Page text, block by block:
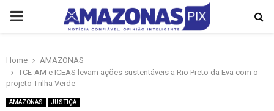
PRIMARY
Home
AMAZONAS
TCE-AM e ICEAS levam ações sustentáveis a Rio Preto da Eva com o
projeto Trilha Verde
AMAZONAS JUSTIÇA